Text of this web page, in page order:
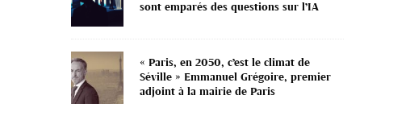
sont emparés des questions sur l’IA
« Paris, en 2050, c’est le climat de
Séville » Emmanuel Grégoire, premier
adjoint à la mairie de Paris